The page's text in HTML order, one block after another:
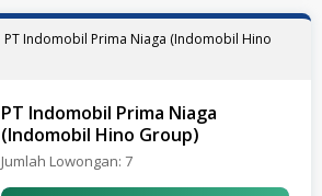
PT Indomobil Prima Niaga (Indomobil Hino
PT Indomobil Prima Niaga
(Indomobil Hino Group)
Jumlah Lowongan: 7